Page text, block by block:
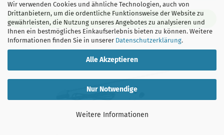
Wir verwenden Cookies und ähnliche Technologien, auch von
Drittanbietern, um die ordentliche Funktionsweise der Website zu
gewährleisten, die Nutzung unseres Angebotes zu analysieren und
Ihnen ein bestmögliches Einkaufserlebnis bieten zu können. Weitere
Informationen finden Sie in unserer Datenschutzerklärung.
Alle Akzeptieren
Nur Notwendige
Weitere Informationen
IN DEN WARENKORB